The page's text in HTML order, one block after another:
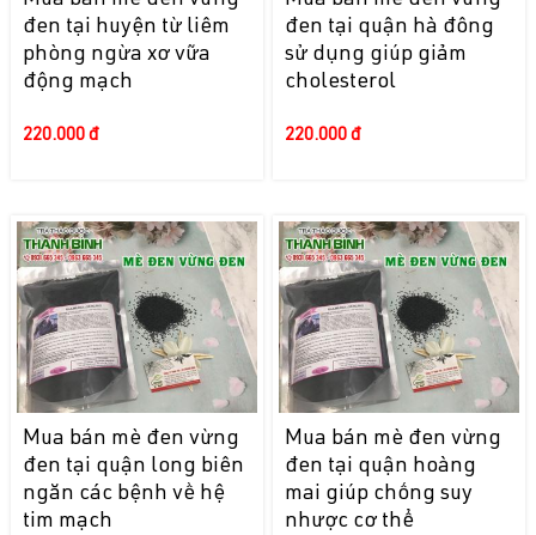
đen tại huyện từ liêm
phòng ngừa xơ vữa
động mạch
220.000 đ
đen tại quận hà đông
sử dụng giúp giảm
cholesterol
220.000 đ
Mua bán mè đen vừng
đen tại quận long biên
ngăn các bệnh về hệ
tim mạch
Mua bán mè đen vừng
đen tại quận hoàng
mai giúp chống suy
nhược cơ thể